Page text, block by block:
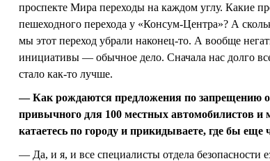
проспекте Мира переходы на каждом углу. Какие
пешеходного перехода у «Консум-Центра»? А
мы этот переход убрали наконец-то. А вообще
инициативы — обычное дело. Сначала нас долго
стало как-то лучше.
— Как рождаются предложения по запрещению
привычного для 100 местных автомобилистов
катаетесь по городу и прикидываете, где бы еще
— Да, и я, и все специалисты отдела безопасности